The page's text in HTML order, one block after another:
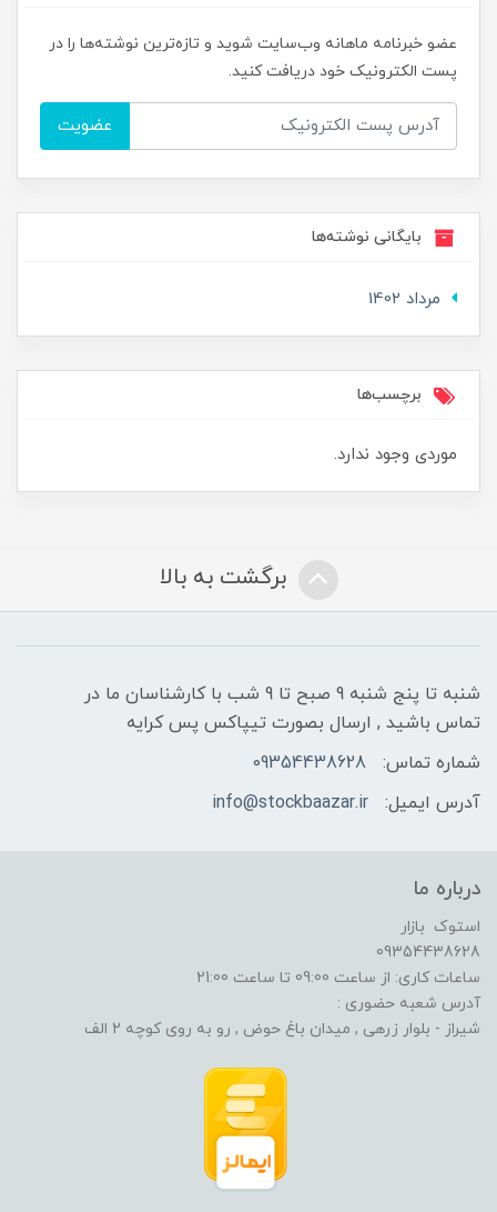
عضو خبرنامه ماهانه وب‌سایت شوید و تازه‌ترین نوشته‌ها را در
پست الکترونیک خود دریافت کنید.
عضویت
بایگانی نوشته‌ها
مرداد 1402
برچسب‌ها
موردی وجود ندارد.
برگشت به بالا
شنبه تا پنج شنبه 9 صبح تا 9 شب با کارشناسان ما در
تماس باشید , ارسال بصورت تیپاکس پس کرایه
شماره تماس:
09354438628
آدرس ایمیل:
info@stockbaazar.ir
درباره ما
استوک بازار
09354438628
ساعات کاری: از ساعت 09:00 تا ساعت 21:00
آدرس شعبه حضوری :
شیراز - بلوار زرهی , میدان باغ حوض , رو به روی کوچه 2 الف